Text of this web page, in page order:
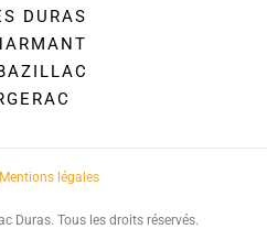
DURAS
Mentions légales
Duras. Tous les droits réservés.